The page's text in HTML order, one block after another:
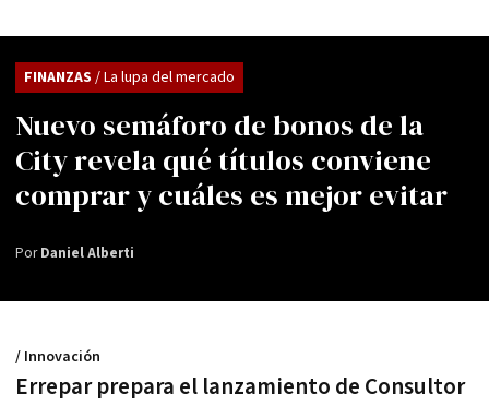
Nuevo semáforo de bonos de la
City revela qué títulos conviene
comprar y cuáles es mejor evitar
FINANZAS / La lupa del mercado
PorDaniel Alberti
Errepar prepara el lanzamiento de Consultor
/ Innovación